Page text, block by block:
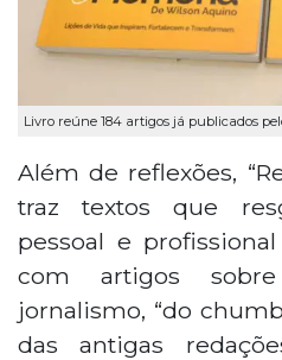
Livro reúne 184 artigos já publicados
Além de reflexões,
traz textos que
pessoal e
com artigos
jornalismo, “do
das antigas